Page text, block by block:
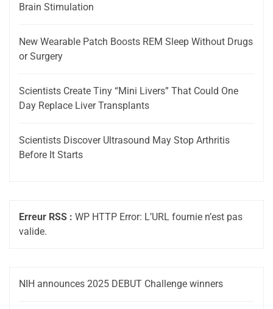
Brain Stimulation
New Wearable Patch Boosts REM Sleep Without Drugs
or Surgery
Scientists Create Tiny “Mini Livers” That Could One
Day Replace Liver Transplants
Scientists Discover Ultrasound May Stop Arthritis
Before It Starts
Erreur RSS : WP HTTP Error: L’URL fournie n’est pas
valide.
NIH announces 2025 DEBUT Challenge winners